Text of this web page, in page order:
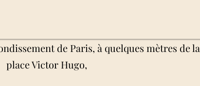
de Paris, à quelques mètres de la
place Victor Hugo,